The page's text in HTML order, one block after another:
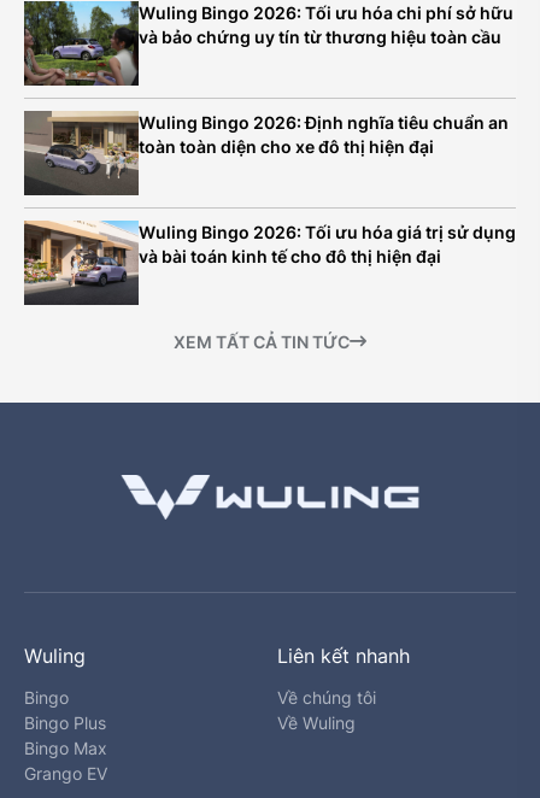
Wuling Bingo 2026: Tối ưu hóa chi phí sở hữu
và bảo chứng uy tín từ thương hiệu toàn cầu
Wuling Bingo 2026: Định nghĩa tiêu chuẩn an
toàn toàn diện cho xe đô thị hiện đại
Wuling Bingo 2026: Tối ưu hóa giá trị sử dụng
và bài toán kinh tế cho đô thị hiện đại
XEM TẤT CẢ TIN TỨC
Wuling
Bingo
Bingo Plus
Bingo Max
Grango EV
Liên kết nhanh
Về chúng tôi
Về Wuling